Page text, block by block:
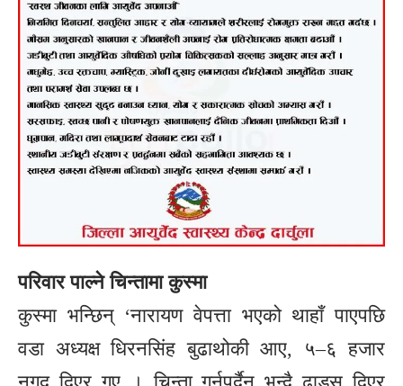
परिवार पाल्ने चिन्तामा कुस्मा
कुस्मा भन्छिन् ‘नारायण वेपत्ता भएको थाहाँ पाएपछि
वडा अध्यक्ष धिरनसिंह बुढाथोकी आए, ५–६ हजार